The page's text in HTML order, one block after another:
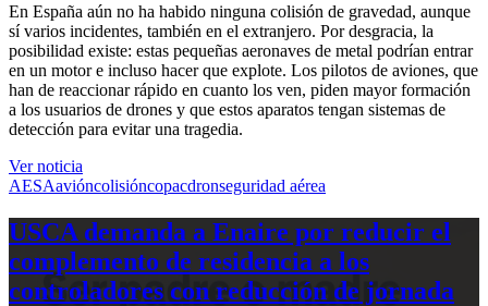
En España aún no ha habido ninguna colisión de gravedad, aunque
sí varios incidentes, también en el extranjero. Por desgracia, la
posibilidad existe: estas pequeñas aeronaves de metal podrían entrar
en un motor e incluso hacer que explote. Los pilotos de aviones, que
han de reaccionar rápido en cuanto los ven, piden mayor formación
a los usuarios de drones y que estos aparatos tengan sistemas de
detección para evitar una tragedia.
Ver noticia
AESAavióncolisióncopacdronseguridad aérea
USCA demanda a Enaire por reducir el
complemento de residencia a los
controladores con reducción de jornada